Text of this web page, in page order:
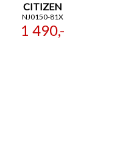
CITIZEN
NJ0150-81X
1 490,-